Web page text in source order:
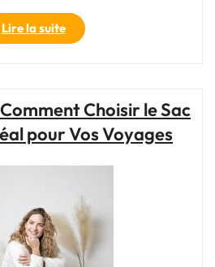
Lire la suite"Sac
Week-
End
:
L’Élégance
pour
Escapades"
Choisir le Sac
pour Vos Voyages